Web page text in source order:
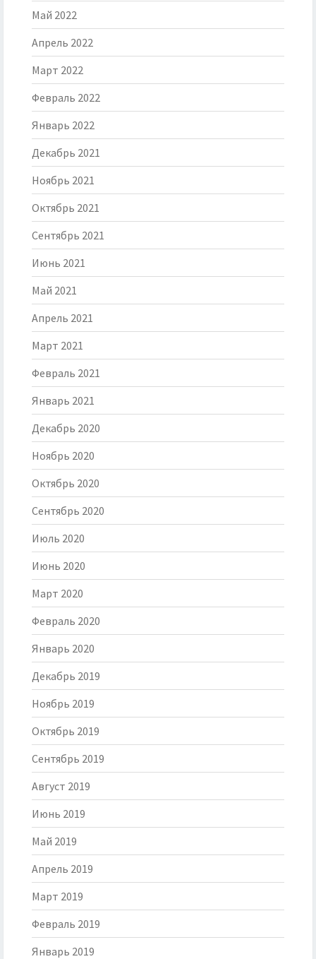
Май 2022
Апрель 2022
Март 2022
Февраль 2022
Январь 2022
Декабрь 2021
Ноябрь 2021
Октябрь 2021
Сентябрь 2021
Июнь 2021
Май 2021
Апрель 2021
Март 2021
Февраль 2021
Январь 2021
Декабрь 2020
Ноябрь 2020
Октябрь 2020
Сентябрь 2020
Июль 2020
Июнь 2020
Март 2020
Февраль 2020
Январь 2020
Декабрь 2019
Ноябрь 2019
Октябрь 2019
Сентябрь 2019
Август 2019
Июнь 2019
Май 2019
Апрель 2019
Март 2019
Февраль 2019
Январь 2019